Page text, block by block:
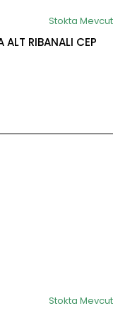
Stokta Mevcut
RIBANALI CEP
Stokta Mevcut